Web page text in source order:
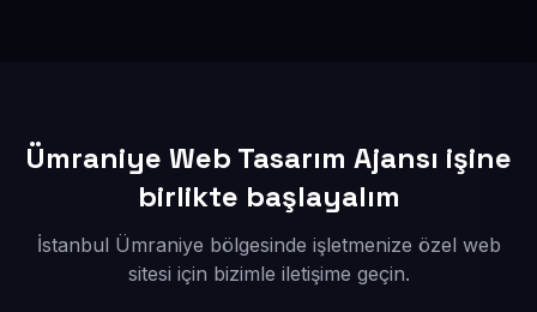
Ümraniye Web Tasarım Ajansı işine
birlikte başlayalım
İstanbul Ümraniye bölgesinde işletmenize özel web
sitesi için bizimle iletişime geçin.